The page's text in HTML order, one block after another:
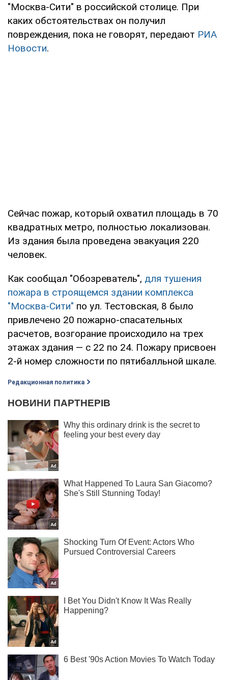
"Москва-Сити" в российской столице. При
каких обстоятельствах он получил
повреждения, пока не говорят, передают РИА
Новости.
Сейчас пожар, который охватил площадь в 70
квадратных метро, полностью локализован.
Из здания была проведена эвакуация 220
человек.
Как сообщал "Обозреватель", для тушения
пожара в строящемся здании комплекса
"Москва-Сити" по ул. Тестовская, 8 было
привлечено 20 пожарно-спасательных
расчетов, возгорание происходило на трех
этажах здания — с 22 по 24. Пожару присвоен
2-й номер сложности по пятибалльной шкале.
Редакционная политика